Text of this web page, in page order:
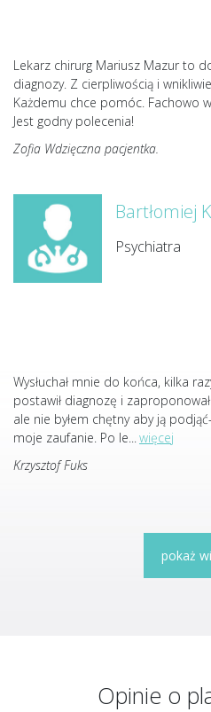
Lekarz chirurg Mariusz Mazur to
diagnozy. Z cierpliwością i
Każdemu chce pomóc. Fachowo
Jest godny polecenia!
Zofia Wdzięczna pacjentka.
Bartłomiej
Psychiatra
Wysłuchał mnie do końca, kilka
postawił diagnozę i
ale nie byłem chętny aby ją
moje zaufanie. Po le...więcej
Krzysztof Fuks
pokaż
Opinie o